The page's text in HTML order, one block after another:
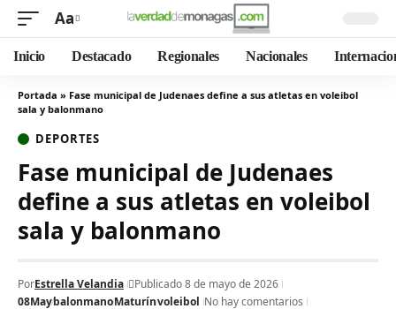
Aa
Inicio Destacado Regionales Nacionales
Portada » Fase municipal de Judenaes define a sus atletas en voleibol
sala y balonmano
DEPORTES
Fase municipal de Judenaes
define a sus atletas en voleibol
sala y balonmano
PorEstrella Velandia
Publicado 8 de mayo de 2026
08MaybalonmanoMaturínvoleibol No hay comentarios